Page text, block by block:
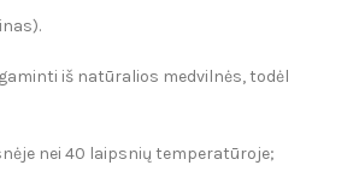
iš natūralios medvilnės, todėl
nei 40 laipsnių temperatūroje;